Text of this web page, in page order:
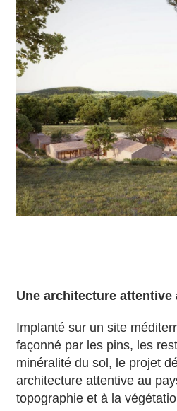
Une architecture attentive
Implanté sur un site
façonné par les pins, les
minéralité du sol, le projet
architecture attentive au
topographie et à la